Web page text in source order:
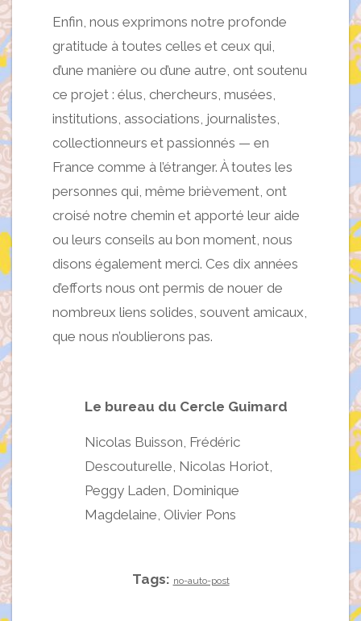
Enfin, nous exprimons notre profonde
gratitude à toutes celles et ceux qui,
d’une manière ou d’une autre, ont soutenu
ce projet : élus, chercheurs, musées,
institutions, associations, journalistes,
collectionneurs et passionnés — en
France comme à l’étranger. À toutes les
personnes qui, même brièvement, ont
croisé notre chemin et apporté leur aide
ou leurs conseils au bon moment, nous
disons également merci. Ces dix années
d’efforts nous ont permis de nouer de
nombreux liens solides, souvent amicaux,
que nous n’oublierons pas.
Le bureau du Cercle Guimard
Nicolas Buisson, Frédéric
Descouturelle, Nicolas Horiot,
Peggy Laden, Dominique
Magdelaine, Olivier Pons
Tags: no-auto-post